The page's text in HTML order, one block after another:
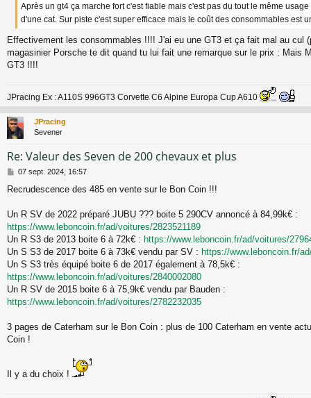
e
Après un gt4 ça marche fort c'est fiable mais c'est pas du tout le même
d'une cat. Sur piste c'est super efficace mais le coût des consommables est
Effectivement les consommables !!!! J'ai eu une GT3 et ça fait mal au cul
magasinier Porsche te dit quand tu lui fait une remarque sur le prix : Mais
GT3 !!!!
JPracing Ex : A110S 996GT3 Corvette C6 Alpine Europa Cup A610
JPracing
Sevener
Re: Valeur des Seven de 200 chevaux et plus
M
s
a
g
e
07 sept. 2024, 16:57
Recrudescence des 485 en vente sur le Bon Coin !!!
Un R SV de 2022 préparé JUBU ??? boite 5 290CV annoncé à 84,99k€ :
https://www.leboncoin.fr/ad/voitures/2823521189
Un R S3 de 2013 boite 6 à 72k€ : https://www.leboncoin.fr/ad/voitures/
Un S S3 de 2017 boite 6 à 73k€ vendu par SV : https://www.leboncoin.fr/
Un S S3 très équipé boite 6 de 2017 également à 78,5k€ :
https://www.leboncoin.fr/ad/voitures/2840002080
Un R SV de 2015 boite 6 à 75,9k€ vendu par Bauden :
https://www.leboncoin.fr/ad/voitures/2782232035
3 pages de Caterham sur le Bon Coin : plus de 100 Caterham en vente
Coin !
Il y a du choix !